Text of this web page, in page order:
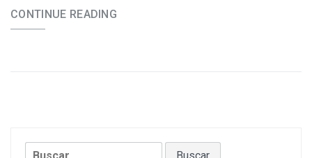
CONTINUE READING
Buscar: